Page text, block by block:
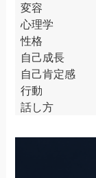
変容
心理学
性格
自己成長
自己肯定感
行動
話し方